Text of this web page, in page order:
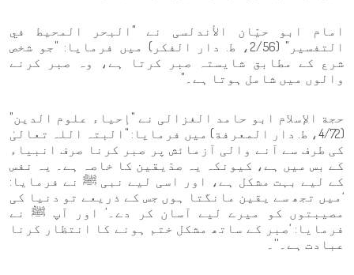
امام ابو حیّان الأندلسی نے "البحر المحيط في
التفسير" (2/56، ط. دار الفكر) میں فرمایا: "جو شخص
شرع کے مطابق شایستہ صبر کرتا ہے، وہ صبر کرنے
والوں میں شامل ہوتا ہے۔"
حجة الإسلام ابو حامد الغزالی نے "إحياء علوم الدين"
(4/72، ط. دار المعرفة) میں فرمایا: "البتہ اللہ تعالیٰ
کی طرف سے آنے والی آزمائش پر صبر کرنا صرف انبیاء
کے بس میں ہے، کیونکہ یہ صدّیقین کا خاصہ ہے۔ یہ نفس
کے لیے بہت مشکل ہے، اور اسی لیے نبی ﷺ نے فرمایا:
‘میں تجھ سے یقین مانگتا ہوں جس کے ذریعے تو دنیا کی
مصیبتوں کو میرے لیے آسان کر دے۔’ اور آپ ﷺ نے
فرمایا: ‘صبر کے ساتھ مشکل ختم ہونے کا انتظار کرنا
عبادت ہے۔''۔